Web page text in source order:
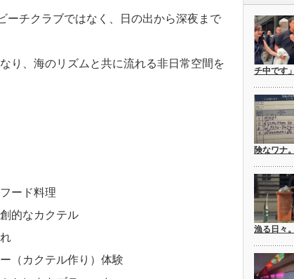
ーチクラブではなく、日の出から深夜まで
り、海のリズムと共に流れる非日常空間を
ード料理
的なカクテル
（カクテル作り）体験
チ中です」
険なワナ。
漁る日々。